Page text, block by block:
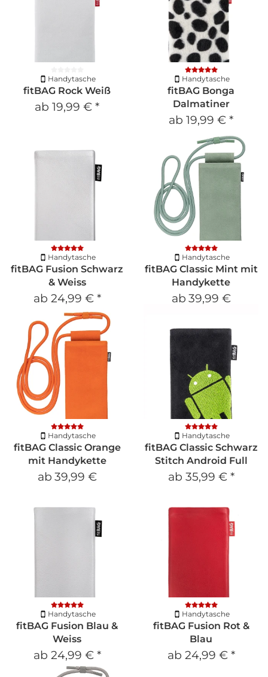
Handytasche
fitBAG Rock Weiß
ab 19,99 € *
Handytasche
fitBAG Bonga
Dalmatiner
ab 19,99 € *
Handytasche
fitBAG Fusion Schwarz
& Weiss
ab 24,99 € *
Handytasche
fitBAG Classic Mint mit
Handykette
ab 39,99 €
Handytasche
fitBAG Classic Orange
mit Handykette
ab 39,99 €
Handytasche
fitBAG Classic Schwarz
Stitch Android Full
ab 35,99 € *
Handytasche
fitBAG Fusion Blau &
Weiss
ab 24,99 € *
Handytasche
fitBAG Fusion Rot &
Blau
ab 24,99 € *